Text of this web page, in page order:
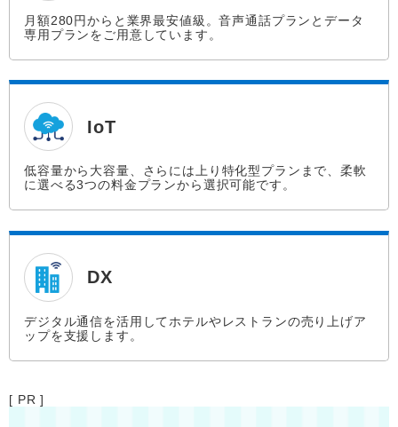
月額280円からと業界最安値級。音声通話プランとデータ
専用プランをご用意しています。
IoT
低容量から大容量、さらには上り特化型プランまで、柔軟
に選べる3つの料金プランから選択可能です。
DX
デジタル通信を活用してホテルやレストランの売り上げア
ップを支援します。
[ PR ]